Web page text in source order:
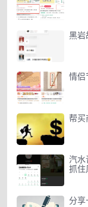
黑岩
情侣
帮买
汽水
抓住
分